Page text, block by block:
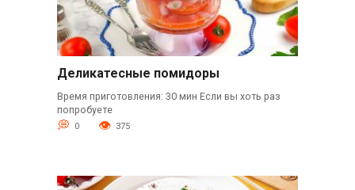
Деликатесные помидоры
Время приготовления: 30 мин Если вы хоть раз
попробуете
0 375